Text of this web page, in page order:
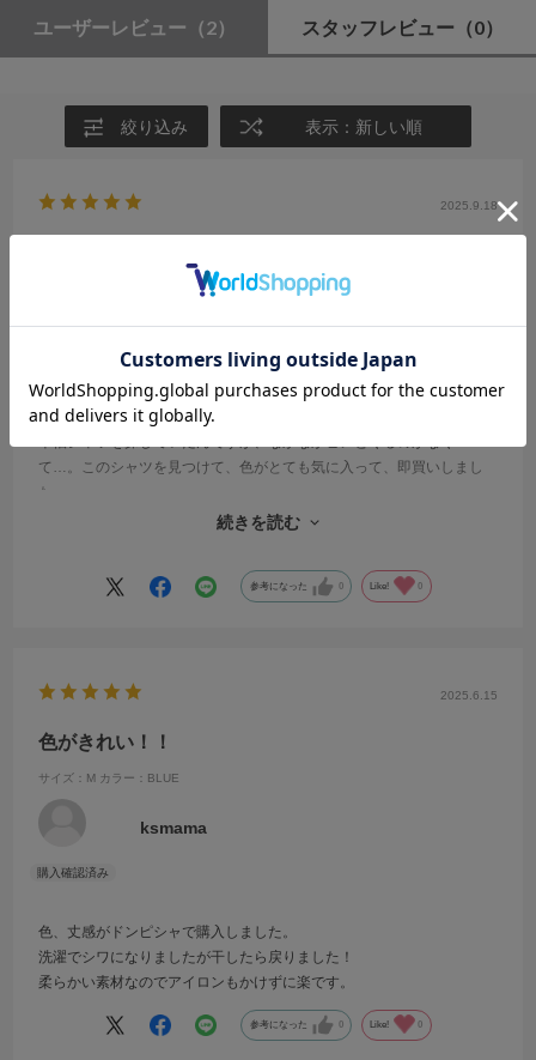
ユーザーレビュー （2） スタッフレビュー （0）
絞り込み 表示：新しい順
2025.9.18
ミーマ
靴のサイズ:～23cm 普段の服のサイズ:
都道府県:
神奈川県
て…。このシャツを見つけて、色がとても気に入って、即買いしまし
た。
最初、WEBで見て取り置きしていただいたのですが、イメージ通りの
続きを読む
参考になった 0 Like! 0
2025.6.15
色がきれい！！
サイズ：M カラー：BLUE
ksmama
色、丈感がドンピシャで購入しました。
洗濯でシワになりましたが干したら戻りました！
柔らかい素材なのでアイロンもかけずに楽です。
参考になった 0 Like! 0